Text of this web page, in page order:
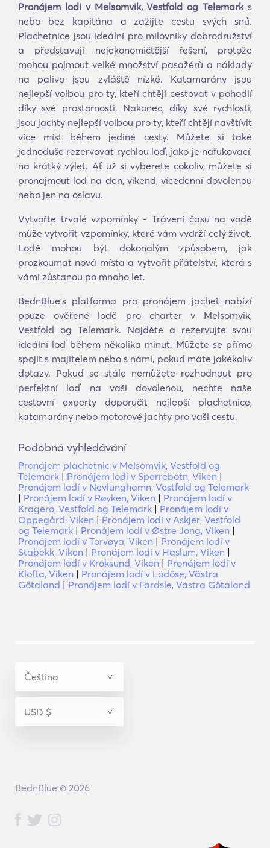
Pronájem lodi v Melsomvik, Vestfold og Telemarks
nebo bez kapitána a zažijte cestu svých snů.
Plachetnice jsou ideální pro milovníky dobrodružství
a představují nejekonomičtější řešení, protože
mohou pojmout velké množství pasažérů a náklady
na palivo jsou zvláště nízké. Katamarány jsou
nejlepší volbou pro ty, kteří chtějí cestovat v pohodlí
díky své prostornosti. Nakonec, díky své rychlosti,
jsou jachty nejlepší volbou pro ty, kteří chtějí navštívit
více míst během jediné cesty. Můžete si také
jednoduše rezervovat rychlou loď, jako je nafukovací,
na krátký výlet. Ať už si vyberete cokoliv, můžete si
pronajmout loď na den, víkend, vícedenní dovolenou
nebo jen na oslavu.
Vytvořte trvalé vzpomínky - Trávení času na vodě
může vytvořit vzpomínky, které vám vydrží celý život.
Lodě mohou být dokonalým způsobem, jak
prozkoumat nová místa a vytvořit přátelství, která s
vámi zůstanou po mnoho let.
BednBlue's platforma pro pronájem jachet nabízí
pouze ověřené lodě pro charter v Melsomvik,
Vestfold og Telemark. Najděte a rezervujte svou
ideální loď během několika minut. Můžete se přímo
spojit s majitelem nebo s námi, pokud máte jakékoliv
dotazy. Pokud se stále nemůžete rozhodnout pro
perfektní loď na vaši dovolenou, nechte naše
cestovní experty doporučit nejlepší plachetnice,
katamarány nebo motorové jachty pro vaši cestu.
Podobná vyhledávání
Pronájem plachetnic v Melsomvik, Vestfold og
Telemark | Pronájem lodí v Sperrebotn, Viken |
Pronájem lodí v Nevlunghamn, Vestfold og Telemark
| Pronájem lodí v Røyken, Viken | Pronájem lodí v
Kragero, Vestfold og Telemark | Pronájem lodí v
Oppegård, Viken | Pronájem lodí v Askjer, Vestfold
og Telemark | Pronájem lodí v Østre Jong, Viken |
Pronájem lodí v Torvøya, Viken | Pronájem lodí v
Stabekk, Viken | Pronájem lodí v Haslum, Viken |
Pronájem lodí v Kroksund, Viken | Pronájem lodí v
Klofta, Viken | Pronájem lodí v Lödöse, Västra
Götaland | Pronájem lodí v Färdsle, Västra Götaland
BednBlue © 2026